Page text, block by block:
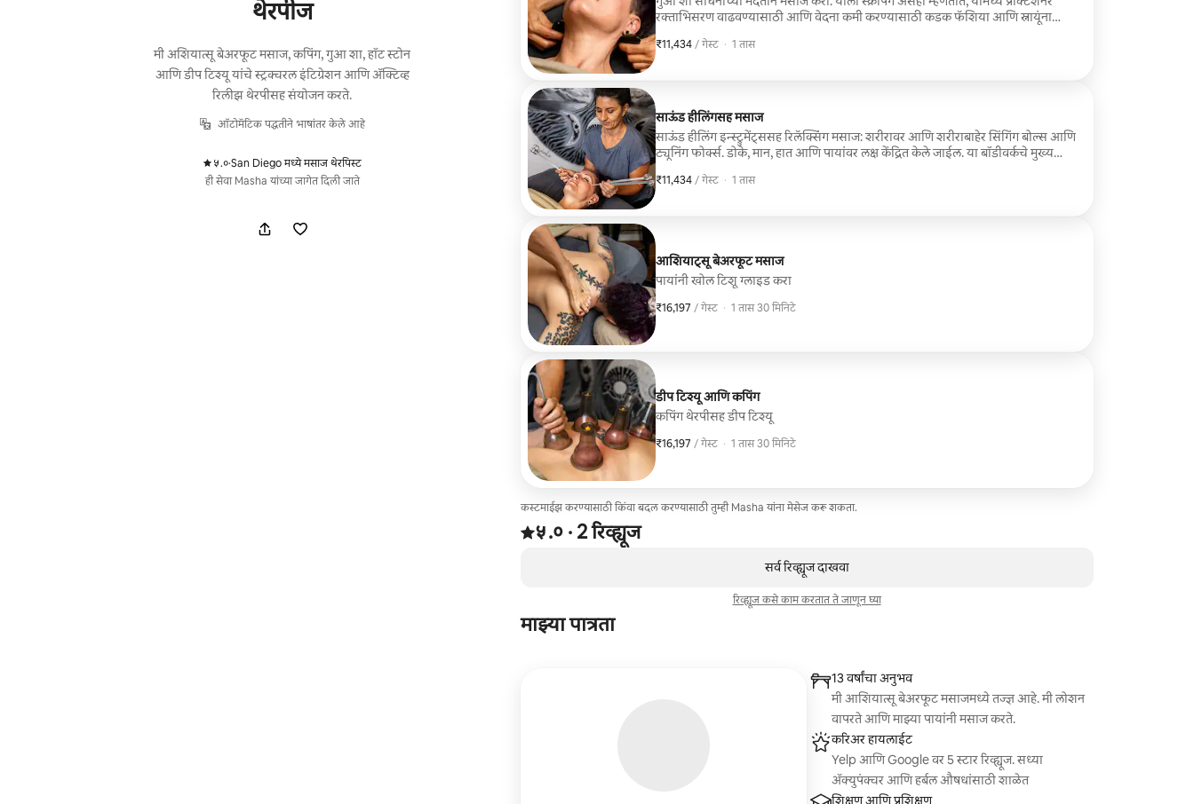
थेरपीज
मी अशियात्सू बेअरफूट मसाज, कपिंग, गुआ शा, हॉट स्टोन
आणि डीप टिश्यू यांचे स्ट्रक्चरल इंटिग्रेशन आणि ॲक्टिव्ह
रिलीझ थेरपीसह संयोजन करते.
ऑटोमॅटिक पद्धतीने भाषांतर केले आहे
५.०
,
·San Diego मध्ये मसाज थेरपिस्ट
ही सेवा Masha यांच्या जागेत दिली जाते
रक्ताभिसरण वाढवण्यासाठी आणि वेदना कमी करण्यासाठी कडक फॅशिया आणि स्नायूंना
हळुवारपणे स्क्रॅप करण्यासाठी दगड किंवा धातूचे साधन वापरतात
₹11,434 / गेस्ट
₹11,434 प्रति गेस्ट
, · 1 तास
साऊंड हीलिंगसह मसाज
साऊंड हीलिंग इन्स्ट्रुमेंट्ससह रिलॅक्सिंग मसाज: शरीरावर आणि शरीराबाहेर सिंगिंग बोल्स आणि
ट्यूनिंग फोर्क्स. डोके, मान, हात आणि पायांवर लक्ष केंद्रित केले जाईल. या बॉडीवर्कचे मुख्य
उद्दिष्ट पुनर्स्थापनात्मक, ऊर्जादायी उपचार आहे.
₹11,434 / गेस्ट
₹11,434 प्रति गेस्ट
, · 1 तास
आशियाट्सू बेअरफूट मसाज
पायांनी खोल टिशू ग्लाइड करा
₹16,197 / गेस्ट
₹16,197 प्रति गेस्ट
, · 1 तास 30 मिनिटे
डीप टिश्यू आणि कपिंग
कपिंग थेरपीसह डीप टिश्यू
₹16,197 / गेस्ट
₹16,197 प्रति गेस्ट
, · 1 तास 30 मिनिटे
कस्टमाईझ करण्यासाठी किंवा बदल करण्यासाठी तुम्ही Masha यांना मेसेज करू शकता.
2 रिव्ह्यूजमधून 5 पैकी ५.० स्टार्स रेटिंग आहे
५.०
,
· 2 रिव्ह्यूज
सर्व रिव्ह्यूज दाखवा
रिव्ह्यूज कसे काम करतात ते जाणून घ्या
माझ्या पात्रता
13 वर्षांचा अनुभव
मी आशियात्सू बेअरफूट मसाजमध्ये तज्ज्ञ आहे. मी लोशन
वापरते आणि माझ्या पायांनी मसाज करते.
करिअर हायलाईट
Yelp आणि Google वर 5 स्टार रिव्ह्यूज. सध्या
ॲक्युपंक्चर आणि हर्बल औषधांसाठी शाळेत
शिक्षण आणि प्रशिक्षण